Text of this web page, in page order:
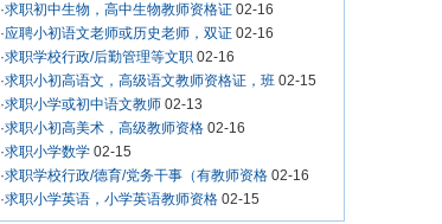
·求职初中生物，高中生物教师资格证 02-16
·应聘小初语文老师或历史老师，双证 02-16
·求职学校行政/后勤管理等文职 02-16
·求职小初高语文，高级语文教师资格证，班 02-15
·求职小学或初中语文教师 02-13
·求职小初高美术，高级教师资格 02-16
·求职小学数学 02-15
·求职学校行政/德育/党务干事（有教师资格 02-16
·求职小学英语，小学英语教师资格 02-15